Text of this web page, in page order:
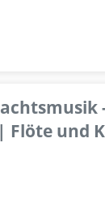
Flöte und